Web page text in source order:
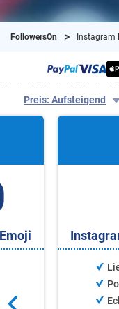
FollowersOn Instagram
Preis: Aufsteigend